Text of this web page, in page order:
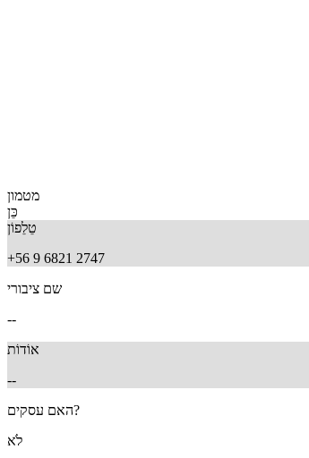
מטמון
כֵּן
טֵלֵפוֹן
+56 9 6821 2747
שם ציבורי
--
אוֹדוֹת
--
האם עסקים?
לֹא